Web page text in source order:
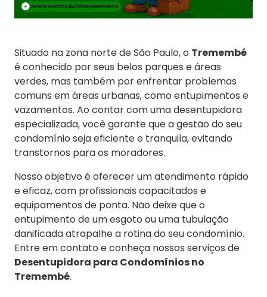
Situado na zona norte de São Paulo, o Tremembé
é conhecido por seus belos parques e áreas
verdes, mas também por enfrentar problemas
comuns em áreas urbanas, como entupimentos e
vazamentos. Ao contar com uma desentupidora
especializada, você garante que a gestão do seu
condomínio seja eficiente e tranquila, evitando
transtornos para os moradores.
Nosso objetivo é oferecer um atendimento rápido
e eficaz, com profissionais capacitados e
equipamentos de ponta. Não deixe que o
entupimento de um esgoto ou uma tubulação
danificada atrapalhe a rotina do seu condomínio.
Entre em contato e conheça nossos serviços de
Desentupidora para Condomínios no
Tremembé.